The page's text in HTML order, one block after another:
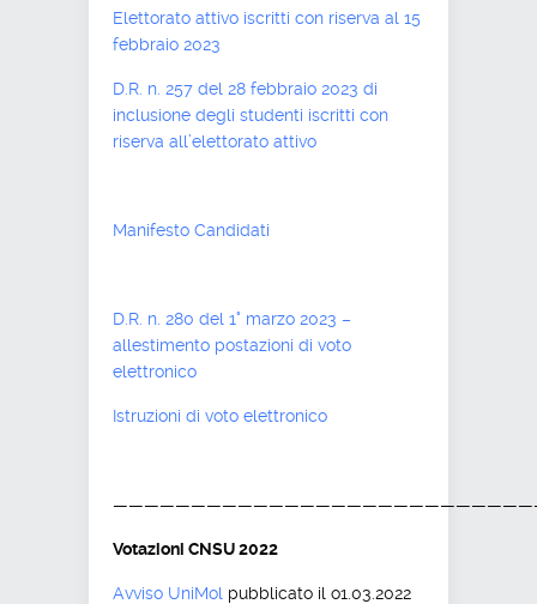
Elettorato attivo iscritti con riserva al 15
febbraio 2023
D.R. n. 257 del 28 febbraio 2023 di
inclusione degli studenti iscritti con
riserva all’elettorato attivo
Manifesto Candidati
D.R. n. 280 del 1° marzo 2023 –
allestimento postazioni di voto
elettronico
Istruzioni di voto elettronico
Votazioni CNSU 2022
Avviso UniMol pubblicato il o1.03.2022